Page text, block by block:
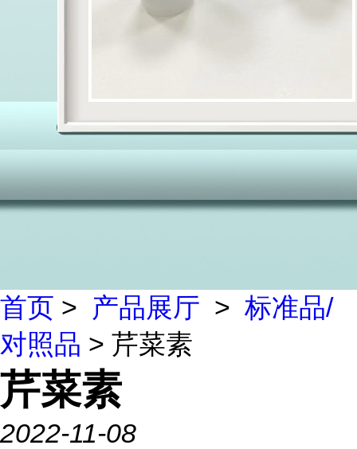
首页 > 产品展厅 > 标准品/
对照品 > 芹菜素
芹菜素
2022-11-08